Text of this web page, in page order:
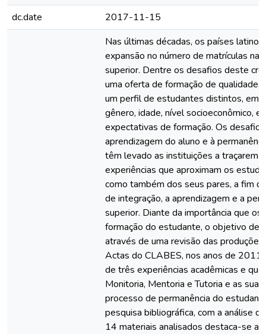
dc.date
2017-11-15
Nas últimas décadas, os países latino-
expansão no número de matrículas
superior. Dentre os desafios deste
uma oferta de formação de qualidade,
um perfil de estudantes distintos, em
gênero, idade, nível socioeconômico,
expectativas de formação. Os
aprendizagem do aluno e à
têm levado as instituições a traçarem
experiências que aproximam os
como também dos seus pares, a fim
de integração, a aprendizagem e a
superior. Diante da importância que os
formação do estudante, o objetivo
através de uma revisão das
Actas do CLABES, nos anos de 2011
de três experiências acadêmicas e
Monitoria, Mentoria e Tutoria e as
processo de permanência do
pesquisa bibliográfica, com a análise
14 materiais analisados destaca-se a